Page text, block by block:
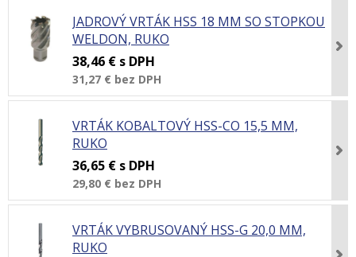
JADROVÝ VRTÁK HSS 18 MM SO STOPKOU
WELDON, RUKO
38,46 € s DPH
31,27 € bez DPH
VRTÁK KOBALTOVÝ HSS-CO 15,5 MM,
RUKO
36,65 € s DPH
29,80 € bez DPH
VRTÁK VYBRUSOVANÝ HSS-G 20,0 MM,
RUKO